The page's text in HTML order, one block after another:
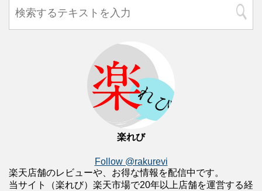
楽れび
Follow @rakurevi
楽天店舗のレビューや、お得な情報を配信中です。
当サイト（楽れび）楽天市場で20年以上店舗を運営する経